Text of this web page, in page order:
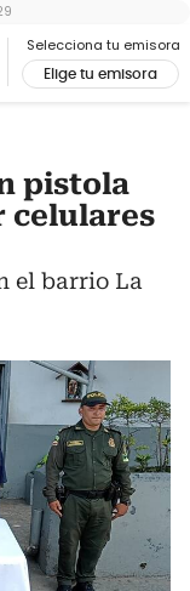
Selecciona tu emisora
Elige tu emisora
pistola
celulares
el barrio La